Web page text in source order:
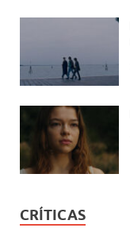
CRÍTICAS